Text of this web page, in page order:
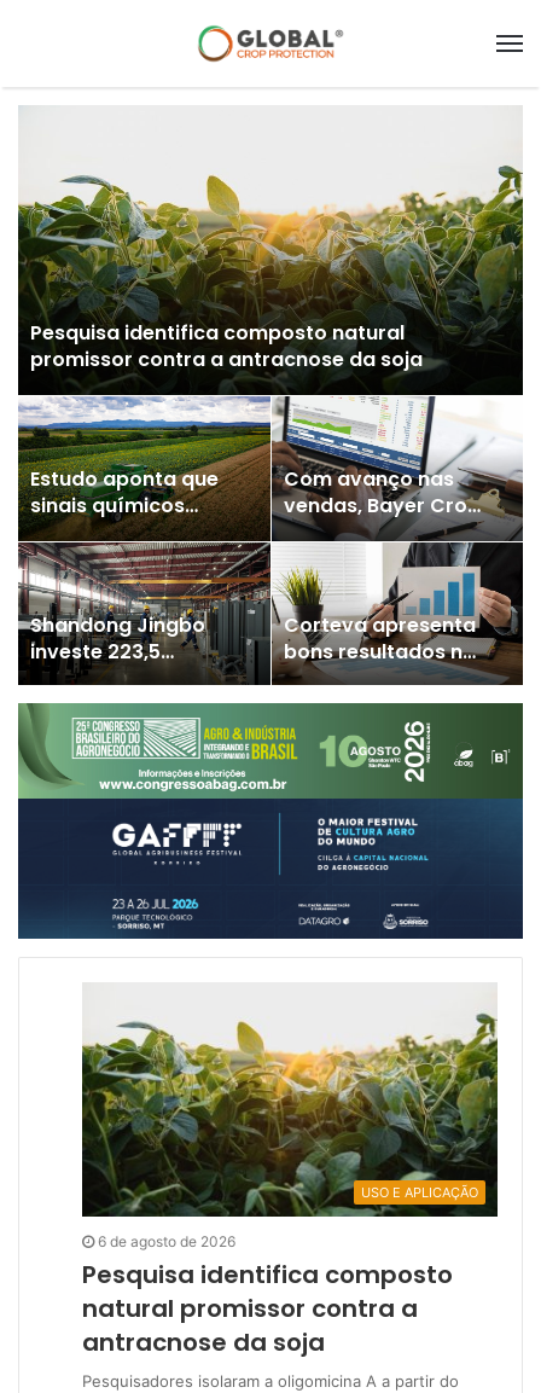
Pesquisa identifica composto natural
promissor contra a antracnose da soja
Estudo aponta que
sinais químicos
podem reforçar o
controle biológico
de pragas
Com avanço nas
vendas, Bayer Crop
Science expande
receita e margem
no 2º trimestre de
2026
Shandong Jingbo
investe 223,5
milhões de yuans na
primeira fase do
projeto de
fabricação de
azoxistrobina
Corteva apresenta
bons resultados no
1º semestre de 2026
e eleva projeção
anual
USO E APLICAÇÃO
6 de agosto de 2026
Pesquisa identifica composto
natural promissor contra a
antracnose da soja
Pesquisadores isolaram a oligomicina A a partir do